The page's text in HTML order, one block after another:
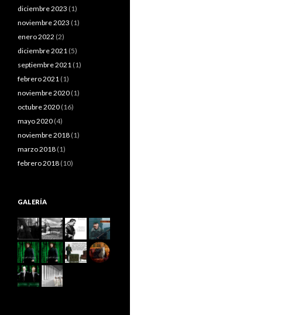
diciembre 2023 (1)
noviembre 2023 (1)
enero 2022 (2)
diciembre 2021 (5)
septiembre 2021 (1)
febrero 2021 (1)
noviembre 2020 (1)
octubre 2020 (16)
mayo 2020 (4)
noviembre 2018 (1)
marzo 2018 (1)
febrero 2018 (10)
GALERÍA